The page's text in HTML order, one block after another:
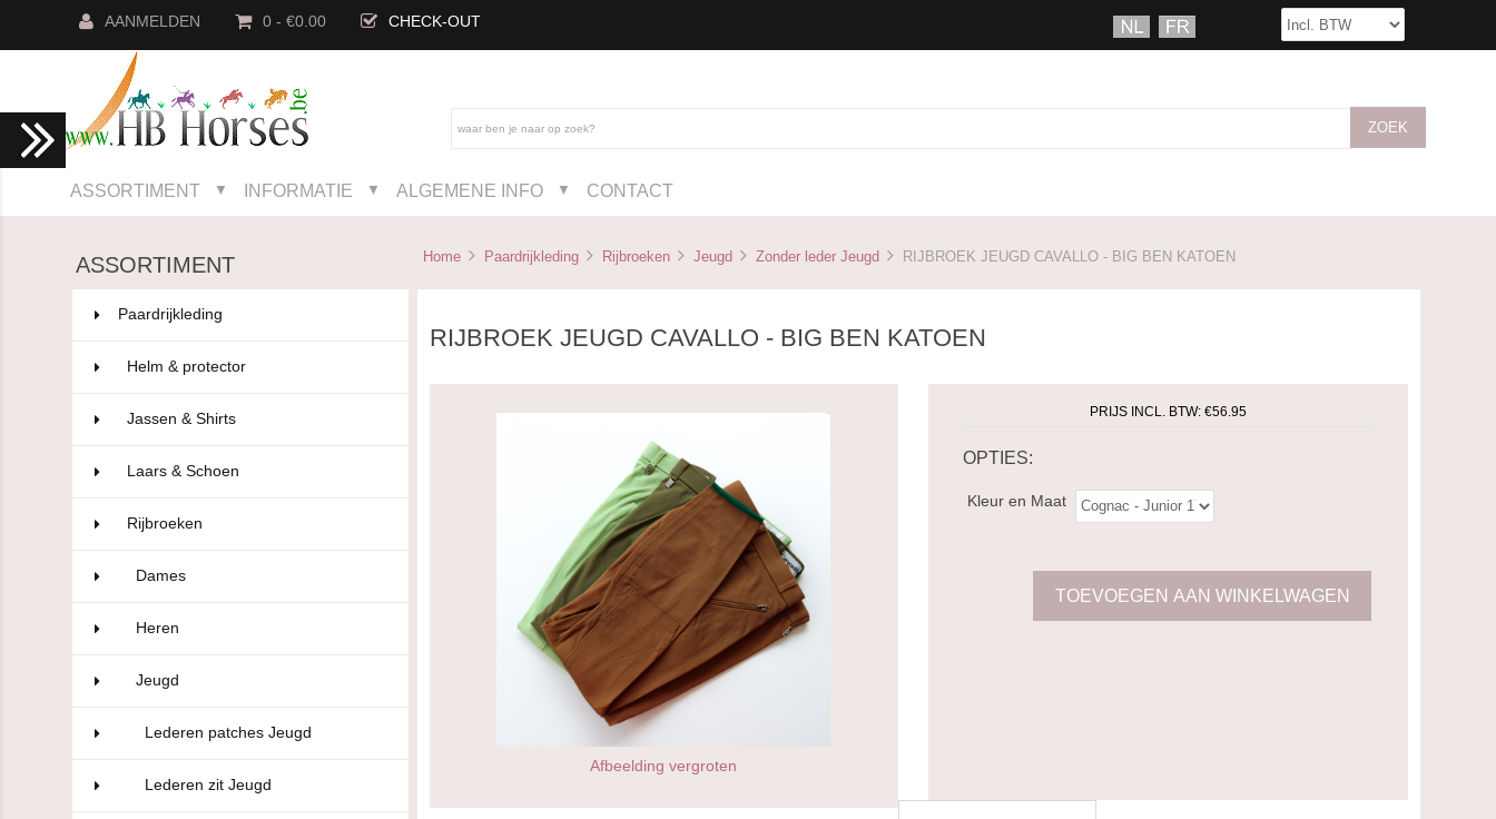
AANMELDEN 0 - €0.00 CHECK-OUT
ASSORTIMENT ▼ INFORMATIE ▼ ALGEMENE INFO ▼ CONTACT
ASSORTIMENT
Paardrijkleding
Helm & protector
Jassen & Shirts
Laars & Schoen
Rijbroeken
Dames
Heren
Jeugd
Lederen patches Jeugd
Lederen zit Jeugd
Home Paardrijkleding Rijbroeken Jeugd Zonder leder Jeugd RIJBROEK JEUGD CAVALLO - BIG BEN KATOEN
RIJBROEK JEUGD CAVALLO - BIG BEN KATOEN
Afbeelding vergroten
PRIJS INCL. BTW: €56.95
OPTIES:
Kleur en Maat